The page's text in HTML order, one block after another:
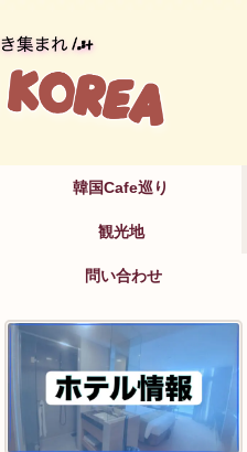
韓国Cafe巡り
観光地
問い合わせ